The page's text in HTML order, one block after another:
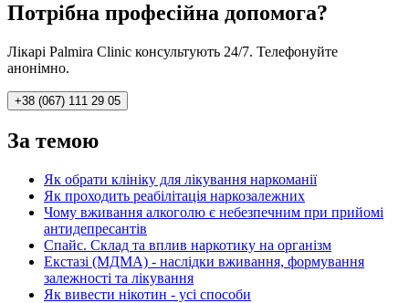
Потрібна професійна допомога?
Лікарі Palmira Clinic консультують 24/7. Телефонуйте
анонімно.
+38 (067) 111 29 05
За темою
Як обрати клініку для лікування наркоманії
Як проходить реабілітація наркозалежних
Чому вживання алкоголю є небезпечним при прийомі
антидепресантів
Спайс. Склад та вплив наркотику на організм
Екстазі (МДМА) - наслідки вживання, формування
залежності та лікування
Як вивести нікотин - усі способи